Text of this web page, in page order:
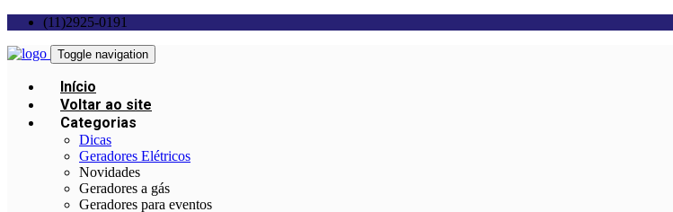
(11)2925-0191
Toggle navigation
Início
Voltar ao site
Categorias
Dicas
Geradores Elétricos
Novidades
Geradores a gás
Geradores para eventos